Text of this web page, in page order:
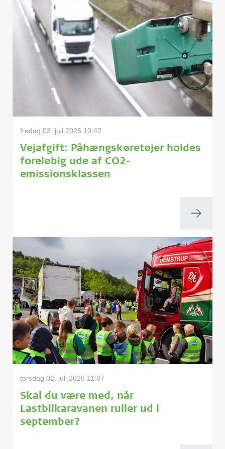
fredag 03. juli 2026 10:42
Vejafgift: Påhængskøretøjer holdes
foreløbig ude af CO2-
emissionsklassen
torsdag 02. juli 2026 11:07
Skal du være med, når
Lastbilkaravanen ruller ud i
september?